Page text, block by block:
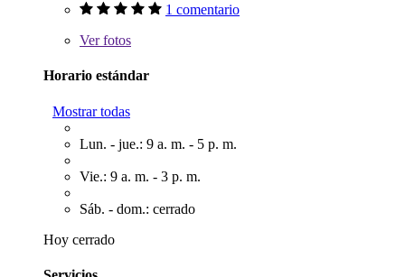
1 comentario
Verfotos
Horario estándar
Mostrar todas
Lun. - jue.: 9 a. m. - 5 p. m.
Vie.: 9 a. m. - 3 p. m.
Sáb. - dom.: cerrado
Hoy cerrado